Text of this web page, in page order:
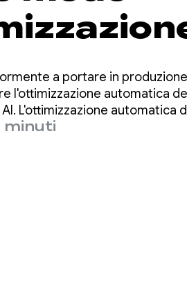
la
Prompt
a portare in
l'ottimizzazione automatica
L'ottimizzazione
il prompt ottimale per i tuoi casi
minuti